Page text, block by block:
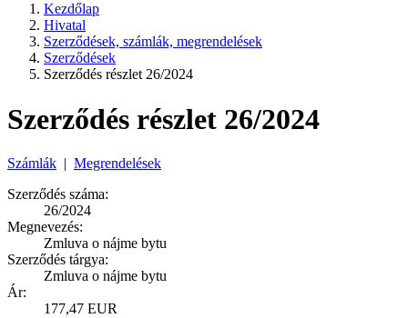
Kezdőlap
Hivatal
Szerződések, számlák, megrendelések
Szerződések
Szerződés részlet 26/2024
Szerződés részlet 26/2024
Számlák | Megrendelések
Szerződés száma:
26/2024
Megnevezés:
Zmluva o nájme bytu
Szerződés tárgya:
Zmluva o nájme bytu
Ár:
177,47 EUR